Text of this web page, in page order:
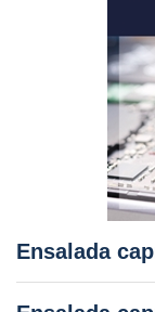
Ensalada